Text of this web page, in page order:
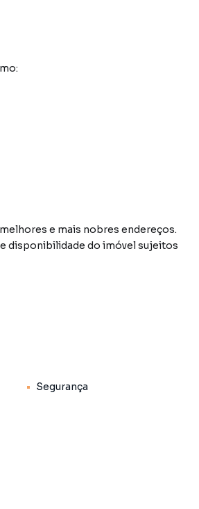
e mais nobres endereços.
disponibilidade do imóvel sujeitos
em São Paulo. Não encontrou o
Segurança